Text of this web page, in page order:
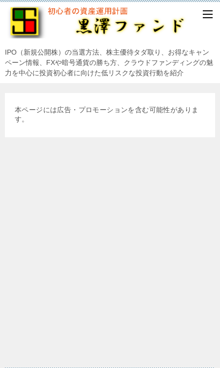
IPO（新規公開株）の当選方法、株主優待タダ取り、お得なキャン
ペーン情報、FXや暗号通貨の勝ち方、クラウドファンディングの魅
力を中心に投資初心者に向けた低リスクな投資行動を紹介
本ページには広告・プロモーションを含む可能性がありま
す。